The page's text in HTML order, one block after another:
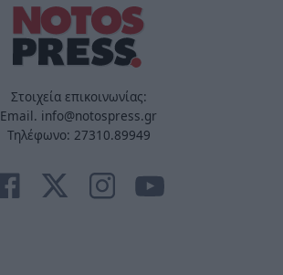
Στοιχεία επικοινωνίας:
Email. info@notospress.gr
Τηλέφωνο: 27310.89949